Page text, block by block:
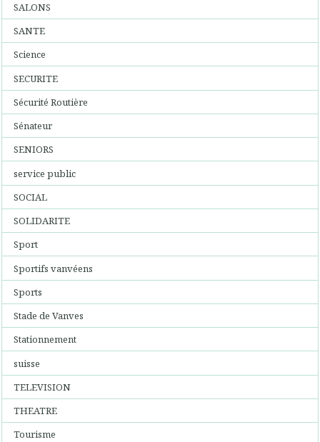
SALONS
SANTE
Science
SECURITE
Sécurité Routière
Sénateur
SENIORS
service public
SOCIAL
SOLIDARITE
Sport
Sportifs vanvéens
Sports
Stade de Vanves
Stationnement
suisse
TELEVISION
THEATRE
Tourisme